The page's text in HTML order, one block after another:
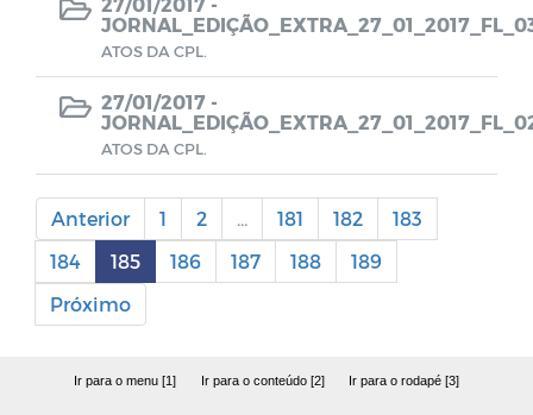
ATOS DA CPL.
27/01/2017 -
ATOS DA CPL.
Anterior 1 2 ... 181 182
183
184
185 186 187 188
189
Próximo
Ir para o menu [1] Ir para o conteúdo [2] Ir para o rodapé [3]